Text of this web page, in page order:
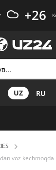
+26
UZ RU
voz kechmoqda